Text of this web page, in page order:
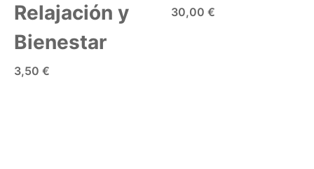
Relajación y
Bienestar
3,50 €
30,00 €